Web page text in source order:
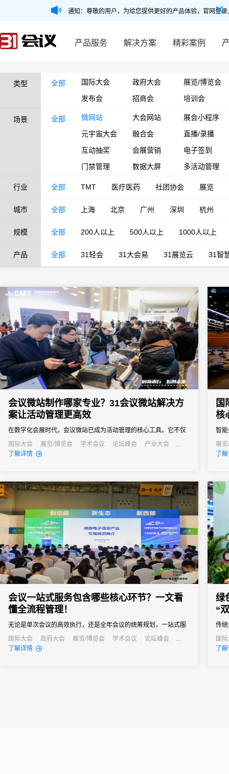
通知：尊敬的用户，为给您提供更好的产品体验，官网登
产品服务 解决方案 精彩案例
类型 全部 国际大会 政府大会
展览/博览会
发布会
招商会 培训会
场景 全部 微网站 大会网站
展会小程序
元宇宙大会
融合会
直播/录播
互动抽奖
会展营销
电子签到
门禁管理
数据大屏 多活动管理
行业 全部 TMT 医疗医药 社团协会 展览
城市 全部 上海 北京 广州 深圳 杭州
规模 全部 200人以上 500人以上 1000人以上
产品 全部 31轻会 31大会易 31展览云 31智
会议微站制作哪家专业？31会议微站解决方
案让活动管理更高效
在数字化会展时代，会议微站已成为活动管理的核心工具。它不仅
是会议信息的集中展示平台，更是连接主办方与参会者的重要桥
梁。面对市场上众多的微站制作服务，许多活动主办方都在寻找专
优先选择。...
国际大会 展览/博览会 学术会议 论坛峰会
产业大会
行业大会
经销商大会
了解详情
国
核
智
成
展
发
了
会议一站式服务包含哪些核心环节？一文看
懂全流程管理！
无论是单次会议的高效执行，还是全年会议的统筹规划，一站式服
务都能成为主办方的得力助手，帮助企业在节省成本的同时，提升
会议影响力，实现办会目标。
国际大会 政府大会 展览/博览会 学术会议
论坛峰会
线上活动
公关活动
了解详情
绿
“
传
业
国
线
了